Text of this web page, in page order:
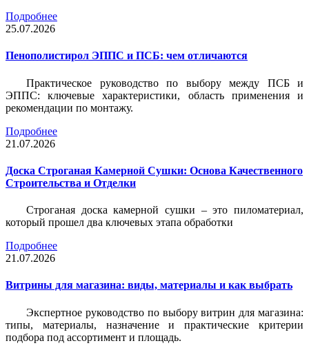
Подробнее
25.07.2026
Пенополистирол ЭППС и ПСБ: чем отличаются
Практическое руководство по выбору между ПСБ и
ЭППС: ключевые характеристики, область применения и
рекомендации по монтажу.
Подробнее
21.07.2026
Доска Строганая Камерной Сушки: Основа Качественного
Строительства и Отделки
Строганая доска камерной сушки – это пиломатериал,
который прошел два ключевых этапа обработки
Подробнее
21.07.2026
Витрины для магазина: виды, материалы и как выбрать
Экспертное руководство по выбору витрин для магазина:
типы, материалы, назначение и практические критерии
подбора под ассортимент и площадь.